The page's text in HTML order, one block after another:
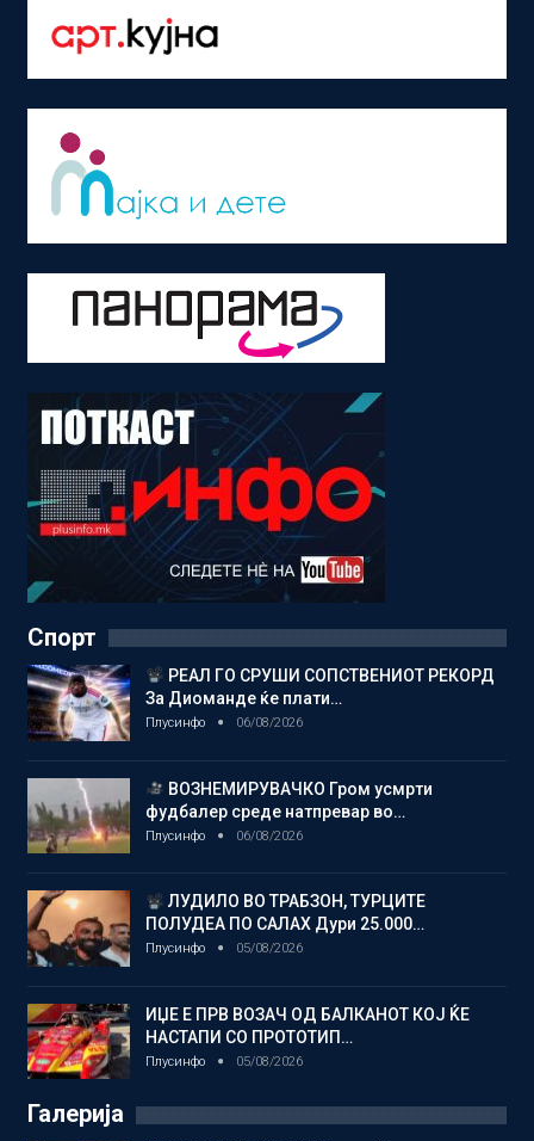
Спорт
РЕАЛ ГО СРУШИ СОПСТВЕНИОТ РЕКОРД
За Диоманде ќе плати…
Плусинфо 06/08/2026
ВОЗНЕМИРУВАЧКО Гром усмрти
фудбалер среде натпревар во…
Плусинфо 06/08/2026
ЛУДИЛО ВО ТРАБЗОН, ТУРЦИТЕ
ПОЛУДЕА ПО САЛАХ Дури 25.000…
Плусинфо 05/08/2026
ИЏЕ Е ПРВ ВОЗАЧ ОД БАЛКАНОТ КОЈ ЌЕ
НАСТАПИ СО ПРОТОТИП…
Плусинфо 05/08/2026
Галерија